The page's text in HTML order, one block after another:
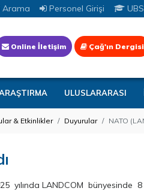
Arama Personel Girişi UBS
Online İletişim Çağ'ın Dergisi
ULUSLARARASI
& Etkinlikler Duyurular NATO
yılında LANDCOM bünyesinde 8